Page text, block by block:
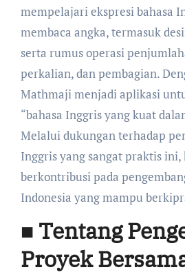
mempelajari ekspresi bahasa
membaca angka, termasuk
serta rumus operasi
perkalian, dan pembagian.
Mathmaji menjadi aplikasi
“bahasa Inggris yang kuat
Melalui dukungan terhadap
Inggris yang sangat praktis
berkontribusi pada
Indonesia yang mampu
■ Tentang
Proyek